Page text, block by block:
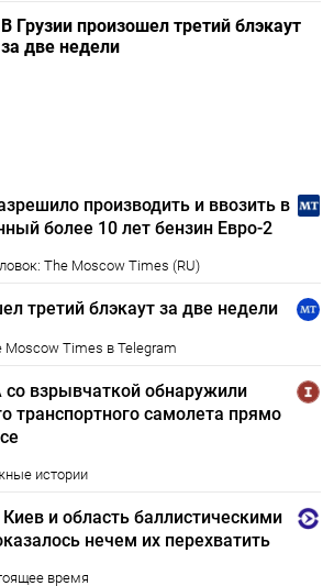
В Грузии произошел третий блэкаут
за две недели